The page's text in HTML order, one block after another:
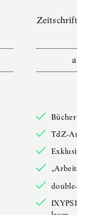
Zeitschriften
ab
Bücher online
TdZ-Artikel
Exklusive
double-